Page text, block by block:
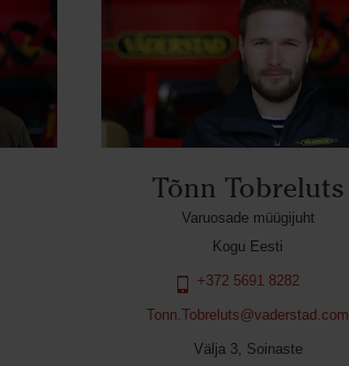
Tõnn Tobreluts
Varuosade müügijuht
Kogu Eesti
+372 5691 8282
Tonn.Tobreluts@vaderstad.com
Välja 3, Soinaste